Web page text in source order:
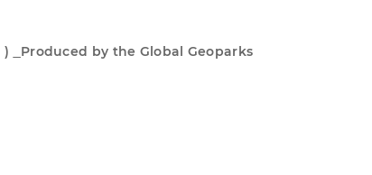
)
Produced by the Global Geoparks